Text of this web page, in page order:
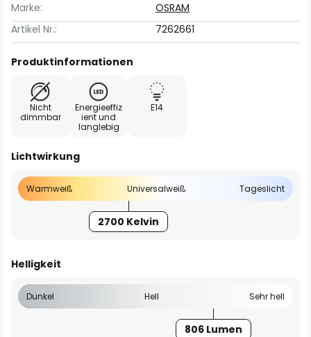
Marke:
OSRAM
Artikel Nr.:
7262661
Produktinformationen
Nicht
dimmbar
Energieeffiz
ient und
langlebig
E14
Lichtwirkung
Warmweiß Universalweiß Tageslicht
2700 Kelvin
Helligkeit
Dunkel Hell Sehr hell
806 Lumen